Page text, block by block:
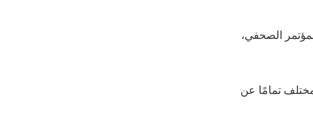
4 ساعات، وفي نهاية المؤتمر الصحفي،
تمامًا عن